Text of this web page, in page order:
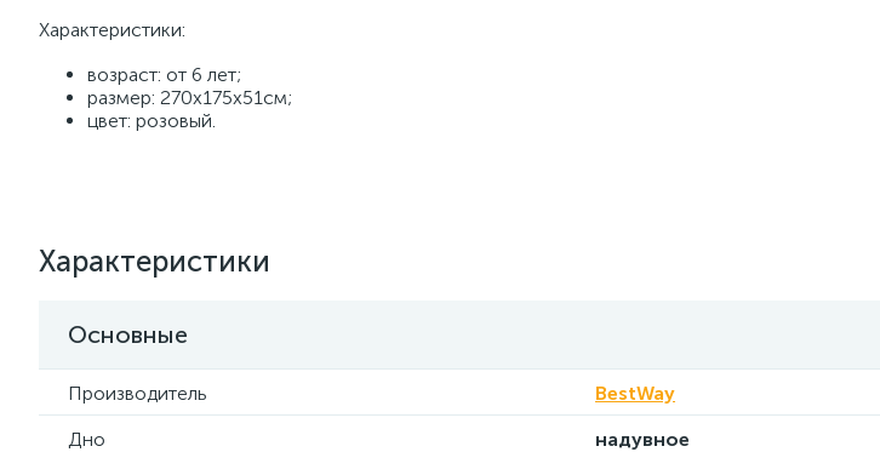
Характеристики:
возраст: от 6 лет;
размер: 270х175х51см;
цвет: розовый.
Характеристики
Основные
Производитель
BestWay
Дно
надувное